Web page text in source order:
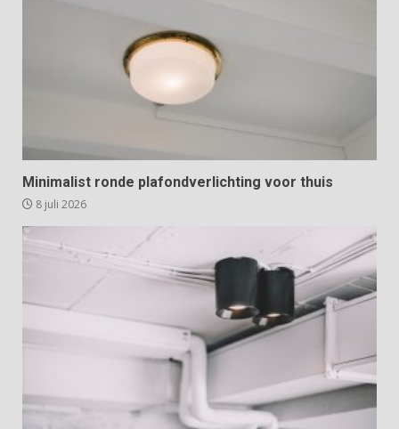
Minimalist ronde plafondverlichting voor thuis
8 juli 2026